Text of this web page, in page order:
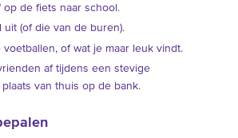
op de fiets naar school.
uit (of die van de buren).
voetballen, of wat je maar leuk vindt.
af tijdens een stevige
van thuis op de bank.